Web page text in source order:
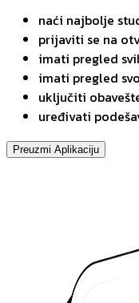
naći najbolje
prijaviti se na
imati pregled
imati pregled
uključiti
uređivati
Preuzmi Aplikaciju